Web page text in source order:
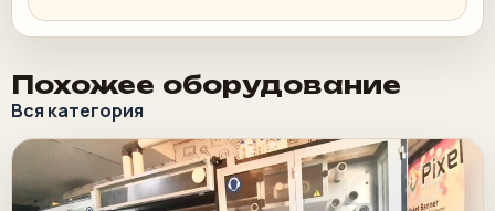
Похожее оборудование
Вся категория